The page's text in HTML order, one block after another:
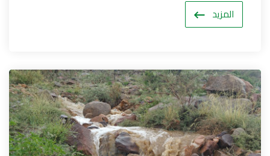
المزيد